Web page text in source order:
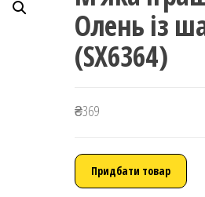
Олень із
(SX6364)
₴369
Придбати товар